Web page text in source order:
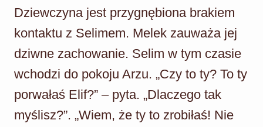
Dziewczyna jest przygnębiona brakiem
kontaktu z Selimem. Melek zauważa jej
dziwne zachowanie. Selim w tym czasie
wchodzi do pokoju Arzu. „Czy to ty? To ty
porwałaś Elif?” – pyta. „Dlaczego tak
myślisz?”. „Wiem, że ty to zrobiłaś! Nie